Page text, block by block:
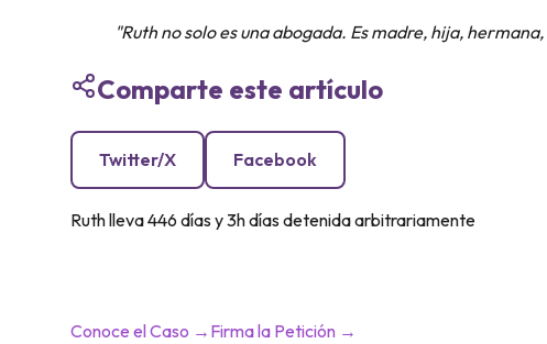
"Ruth no solo es una abogada. Es madre, hija,
Comparte este artículo
Twitter/X Facebook
Ruth lleva446 días y 3hdías detenida arbitrariamente
Conoce el Caso → Firma la Petición →